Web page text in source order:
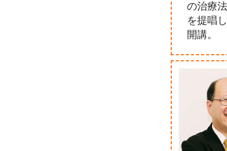
の治療
を提唱
開講。